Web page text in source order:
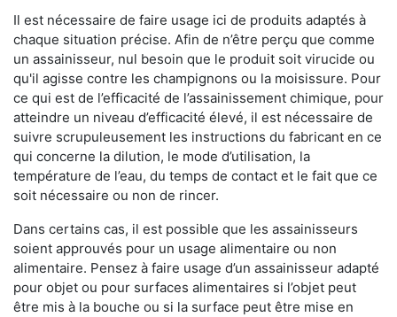
Il est nécessaire de faire usage ici de produits adaptés à
chaque situation précise. Afin de n’être perçu que comme
un assainisseur, nul besoin que le produit soit virucide ou
qu'il agisse contre les champignons ou la moisissure. Pour
ce qui est de l’efficacité de l’assainissement chimique, pour
atteindre un niveau d’efficacité élevé, il est nécessaire de
suivre scrupuleusement les instructions du fabricant en ce
qui concerne la dilution, le mode d’utilisation, la
température de l’eau, du temps de contact et le fait que ce
soit nécessaire ou non de rincer.
Dans certains cas, il est possible que les assainisseurs
soient approuvés pour un usage alimentaire ou non
alimentaire. Pensez à faire usage d’un assainisseur adapté
pour objet ou pour surfaces alimentaires si l’objet peut
être mis à la bouche ou si la surface peut être mise en